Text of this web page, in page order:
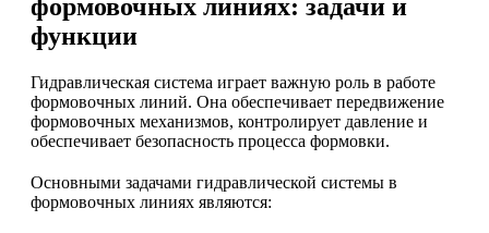
формовочных линиях: задачи и
функции
Гидравлическая система играет важную роль в работе
формовочных линий. Она обеспечивает передвижение
формовочных механизмов, контролирует давление и
обеспечивает безопасность процесса формовки.
Основными задачами гидравлической системы в
формовочных линиях являются: